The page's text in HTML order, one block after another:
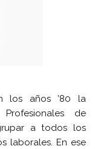
los años ’80 la
de
a todos los
laborales. En ese